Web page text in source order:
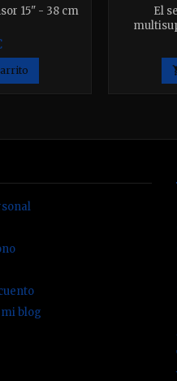
15" - 38 cm
El
blog